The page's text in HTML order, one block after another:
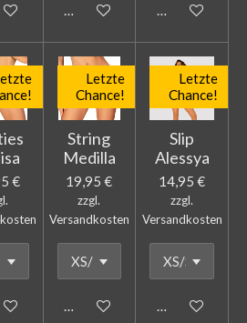
WarenkorbIn den WarenkorbIn den
€
Warenkorb
Letzte
Chance!
String
Medilla
19,95 €
zzgl.
Versandkosten
In den Warenkorb
Letzte
Chance!
Slip
Alessya
14,95 €
zzgl.
Versandkosten
In den